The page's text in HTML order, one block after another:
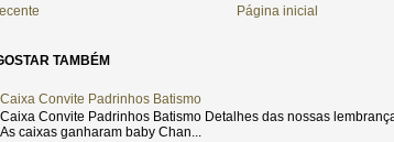
Página inicial
TAMBÉM
Caixa Convite Padrinhos Batismo
Caixa Convite Padrinhos Batismo Detalhes das nossas
As caixas ganharam baby Chan...